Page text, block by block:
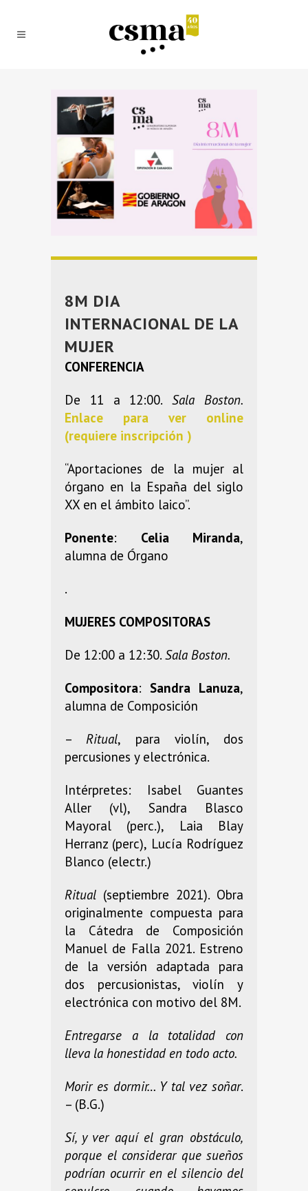
8M DIA
INTERNACIONAL DE LA
MUJER
CONFERENCIA
De 11 a 12:00.Sala Boston.
Enlace para ver online
(requiere inscripción )
“Aportaciones de la mujer al
órgano en la España del siglo
XX en el ámbito laico”.
Ponente: Celia Miranda,
alumna de Órgano
.
MUJERES COMPOSITORAS
De 12:00 a 12:30. Sala Boston.
Compositora: Sandra Lanuza,
alumna de Composición
–Ritual, para violín, dos
percusiones y electrónica.
Intérpretes: Isabel Guantes
Aller (vl), Sandra Blasco
Mayoral (perc.), Laia Blay
Herranz (perc), Lucía Rodríguez
Blanco (electr.)
Ritual (septiembre 2021). Obra
originalmente compuesta para
la Cátedra de Composición
Manuel de Falla 2021. Estreno
de la versión adaptada para
dos percusionistas, violín y
electrónica con motivo del 8M.
Entregarse a la totalidad con
lleva la honestidad en todo acto.
Morir es dormir… Y tal vez soñar.
– (B.G.)
Sí, y ver aquí el gran obstáculo,
porque el considerar que sueños
podrían ocurrir en el silencio del